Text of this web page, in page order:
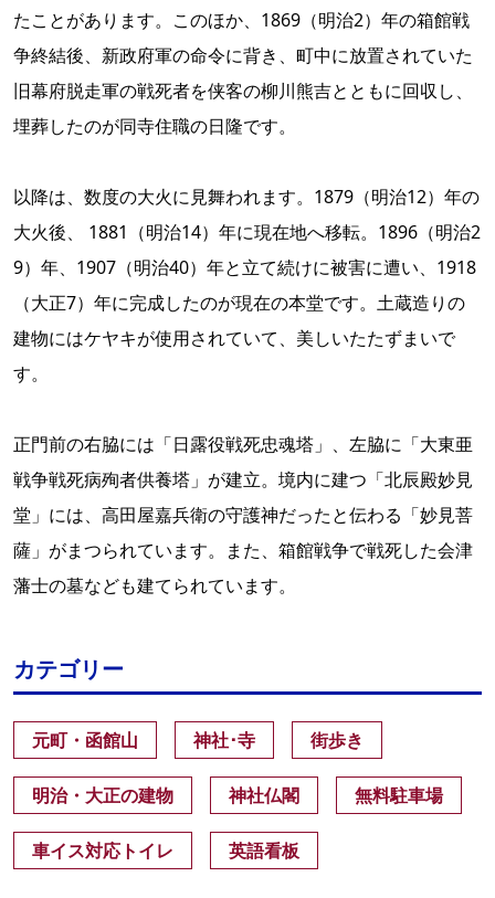
たことがあります。このほか、1869（明治2）年の箱館戦
争終結後、新政府軍の命令に背き、町中に放置されていた
旧幕府脱走軍の戦死者を侠客の柳川熊吉とともに回収し、
埋葬したのが同寺住職の日隆です。
以降は、数度の大火に見舞われます。1879（明治12）年の
大火後、 1881（明治14）年に現在地へ移転。1896（明治2
9）年、1907（明治40）年と立て続けに被害に遭い、1918
（大正7）年に完成したのが現在の本堂です。土蔵造りの
建物にはケヤキが使用されていて、美しいたたずまいで
す。
正門前の右脇には「日露役戦死忠魂塔」、左脇に「大東亜
戦争戦死病殉者供養塔」が建立。境内に建つ「北辰殿妙見
堂」には、高田屋嘉兵衛の守護神だったと伝わる「妙見菩
薩」がまつられています。また、箱館戦争で戦死した会津
藩士の墓なども建てられています。
カテゴリー
元町・函館山 神社･寺 街歩き
明治・大正の建物 神社仏閣 無料駐車場
車イス対応トイレ 英語看板